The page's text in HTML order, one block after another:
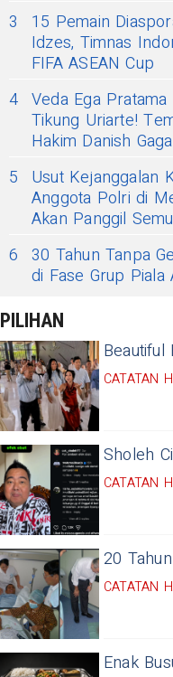
3
15 Pemain
Idzes, Timnas
FIFA ASEAN Cup
4 Veda Ega
Tikung Uriarte!
Hakim Danish
5
Usut Kejanggalan
Anggota Polri di
Akan Panggil
6
30 Tahun Tanpa
di Fase Grup
PILIHAN
Beautiful
CATATAN
Sholeh
CATATAN
20 Tahun
CATATAN
Enak